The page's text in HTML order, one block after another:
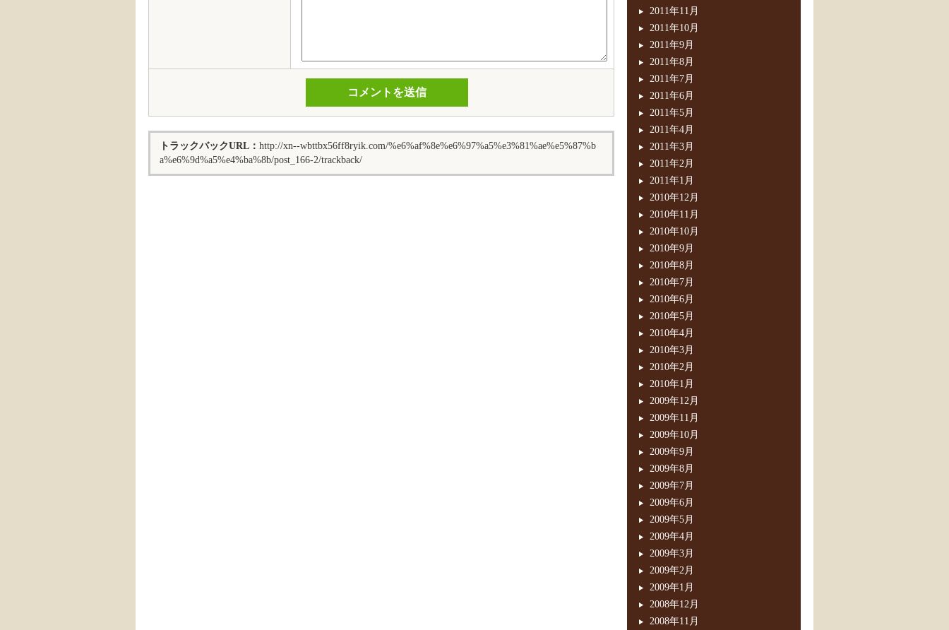
トラックバックURL： http://xn--wbttbx56ff8ryik.com/%e6%af%8e%e6%97%a5%e3%81%ae%e5%87%b
a%e6%9d%a5%e4%ba%8b/post_166-2/trackback/
2011年11月
2011年10月
2011年9月
2011年8月
2011年7月
2011年6月
2011年5月
2011年4月
2011年3月
2011年2月
2011年1月
2010年12月
2010年11月
2010年10月
2010年9月
2010年8月
2010年7月
2010年6月
2010年5月
2010年4月
2010年3月
2010年2月
2010年1月
2009年12月
2009年11月
2009年10月
2009年9月
2009年8月
2009年7月
2009年6月
2009年5月
2009年4月
2009年3月
2009年2月
2009年1月
2008年12月
2008年11月